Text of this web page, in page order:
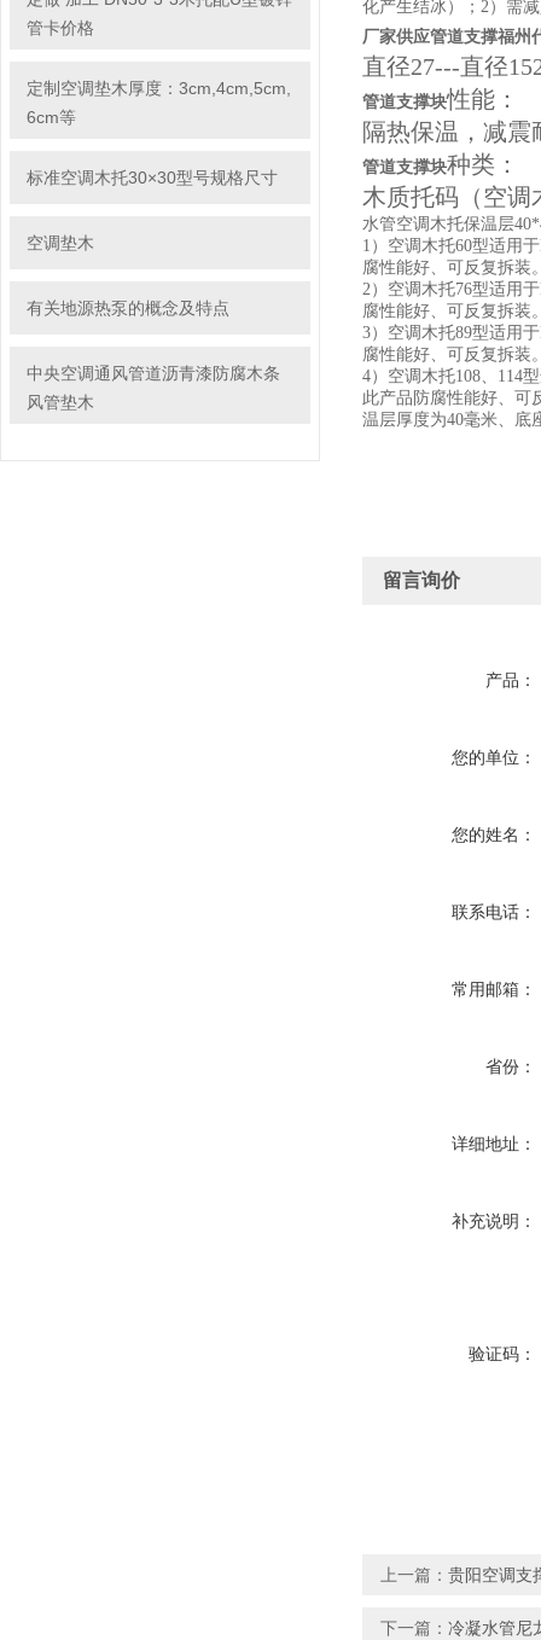
管卡价格
定制空调垫木厚度：3cm,4cm,5cm,
6cm等
标准空调木托30×30型号规格尺寸
空调垫木
有关地源热泵的概念及特点
中央空调通风管道沥青漆防腐木条
风管垫木
化产生结冰）；2）需
厂家供应管道支撑福州
直径27---直径
管道支撑块性能：
隔热保温，减
管道支撑块种类：
木质托码（空调
水管空调木托保温层
1）空调木托60型适用
腐性能好、可反复拆装
2）空调木托76型适用
腐性能好、可反复拆装
3）空调木托89型适用
腐性能好、可反复拆装
4）空调木托108、114
此产品防腐性能好、可
温层厚度为40毫米、底
留言询价
产品：
您的单位：
您的姓名：
联系电话：
常用邮箱：
省份：
详细地址：
补充说明：
验证码：
上一篇： 贵阳空调支
下一篇： 冷凝水管尼